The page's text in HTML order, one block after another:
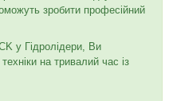
зробити професійний
у Гідролідери, Ви
на тривалий час із